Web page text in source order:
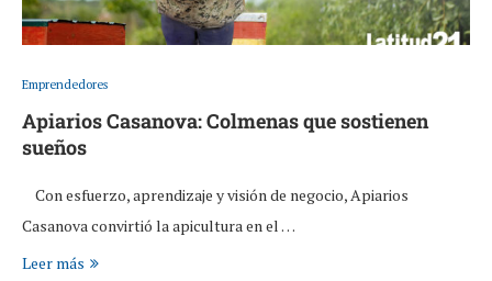
Emprendedores
Apiarios Casanova: Colmenas que sostienen
sueños
Con esfuerzo, aprendizaje y visión de negocio, Apiarios
Casanova convirtió la apicultura en el …
Leer más